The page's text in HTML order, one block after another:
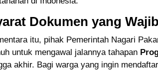
Dokumen yang
itu, pihak Pemerintah Nagari
untuk mengawal jalannya tahapan
akhir. Bagi warga yang ingin